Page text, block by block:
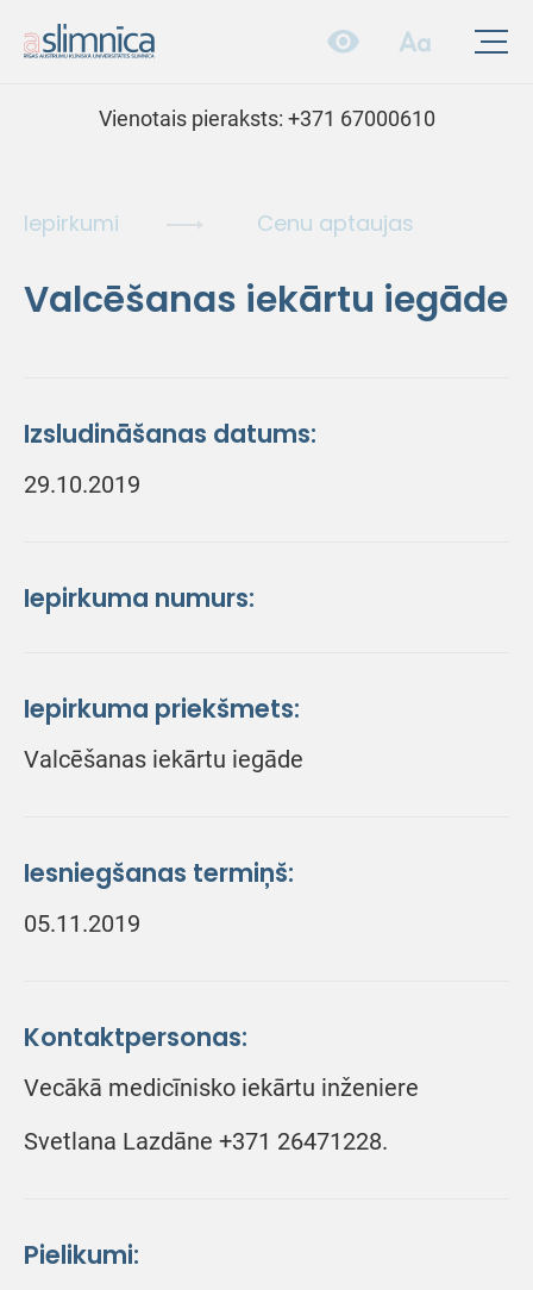
Vienotais pieraksts: +371 67000610
Iepirkumi Cenu aptaujas
Valcēšanas iekārtu iegāde
Izsludināšanas datums:
29.10.2019
Iepirkuma numurs:
Iepirkuma priekšmets:
Valcēšanas iekārtu iegāde
Iesniegšanas termiņš:
05.11.2019
Kontaktpersonas:
Vecākā medicīnisko iekārtu inženiere
Svetlana Lazdāne +371 26471228.
Pielikumi: